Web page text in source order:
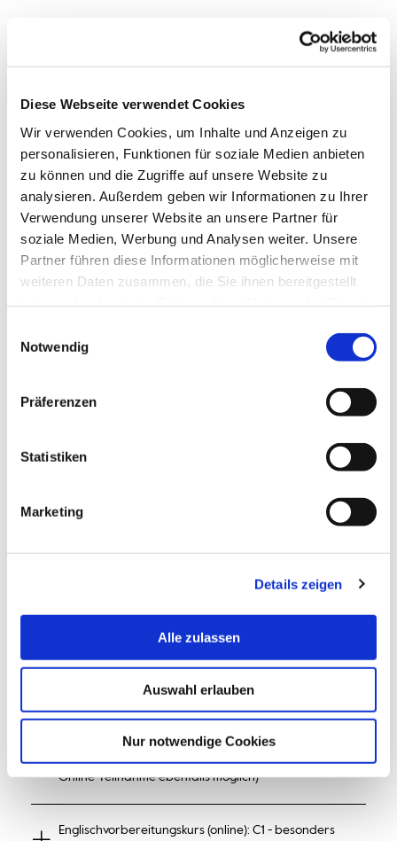
Diese Webseite verwendet Cookies
Wir verwenden Cookies, um Inhalte und Anzeigen zu
personalisieren, Funktionen für soziale Medien anbieten
zu können und die Zugriffe auf unsere Website zu
analysieren. Außerdem geben wir Informationen zu Ihrer
Verwendung unserer Website an unsere Partner für
soziale Medien, Werbung und Analysen weiter. Unsere
Partner führen diese Informationen möglicherweise mit
weiteren Daten zusammen, die Sie ihnen bereitgestellt
Notwendig
Präferenzen
Statistiken
Marketing
Details zeigen
Alle zulassen
Auswahl erlauben
Nur notwendige Cookies
Wir wünschen Ihnen viel Spaß bei den
Studienstart!
Professorin mit Tablet
Vorbereitungskurse
Wintersemester 2026/27
einfach auf die nachfolgenden Kurstitel!
Mathevorkurs (Präsenz-Kurs + Selbstlernmodule /
Online-Teilnahme ebenfalls möglich)
Englischvorbereitungskurs (online): C1 - besonders